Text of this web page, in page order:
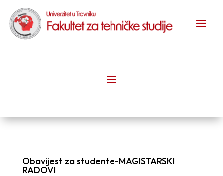
Obavijest za studente-MAGISTARSKI
RADOVI